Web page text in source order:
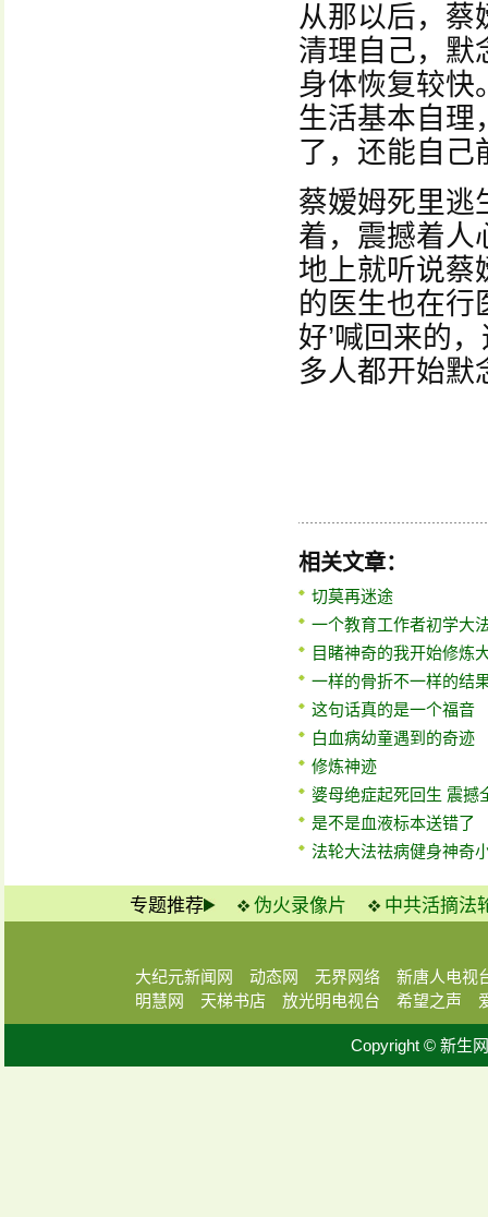
从那以后，蔡
清理自己，默
身体恢复较快
生活基本自理
了，还能自己
蔡嫒姆死里逃
着，震撼着人
地上就听说蔡
的医生也在行
好’喊回来的
多人都开始默
相关文章：
切莫再迷途
一个教育工作者初学大
目睹神奇的我开始修炼
一样的骨折不一样的结
这句话真的是一个福音
白血病幼童遇到的奇迹
修炼神迹
婆母绝症起死回生 震撼
是不是血液标本送错了
法轮大法祛病健身神奇
专题推荐 伪火录像片 中共活摘法
大纪元新闻网 动态网 无界网络
新唐人电视
明慧网
天梯书店 放光明电视台 希望之声
Copyright © 新生